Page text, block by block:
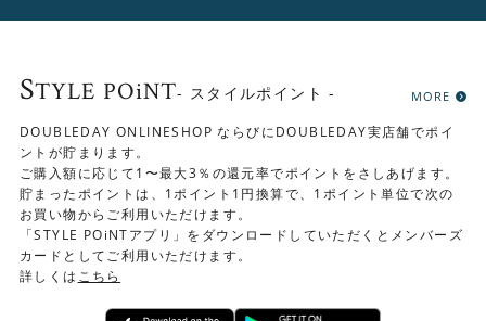
STYLE POiNT- スタイルポイント - MORE
DOUBLEDAY ONLINESHOP ならびにDOUBLEDAY実店舗でポイ
ントが貯まります。
ご購入額に応じて1〜最大3％の還元率でポイントをさしあげます。
貯まったポイントは、1ポイント1円換算で、1ポイント単位で次の
お買い物からご利用いただけます。
「STYLE POiNTアプリ」をダウンロードしていただくとメンバーズ
カードとしてご利用いただけます。
詳しくは こちら